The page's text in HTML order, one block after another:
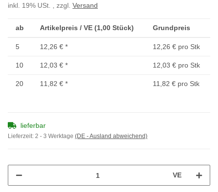
inkl. 19% USt. , zzgl. Versand
ab Artikelpreis / VE (1,00 Stück) Grundpreis
5 12,26 € * 12,26 € pro Stk
10 12,03 € * 12,03 € pro Stk
20 11,82 € * 11,82 € pro Stk
lieferbar
Lieferzeit: 2 - 3 Werktage (DE - Ausland abweichend)
VE